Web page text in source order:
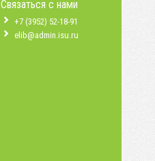
Связаться с нами
+7 (3952) 52-18-91
elib@admin.isu.ru